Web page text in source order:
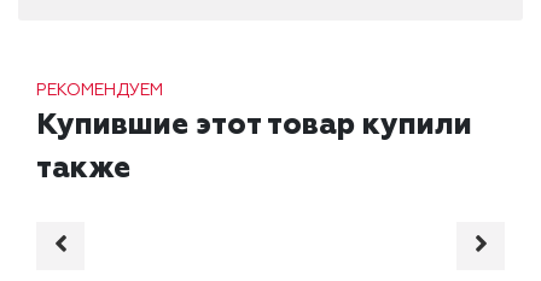
РЕКОМЕНДУЕМ
Купившие этот товар купили
также